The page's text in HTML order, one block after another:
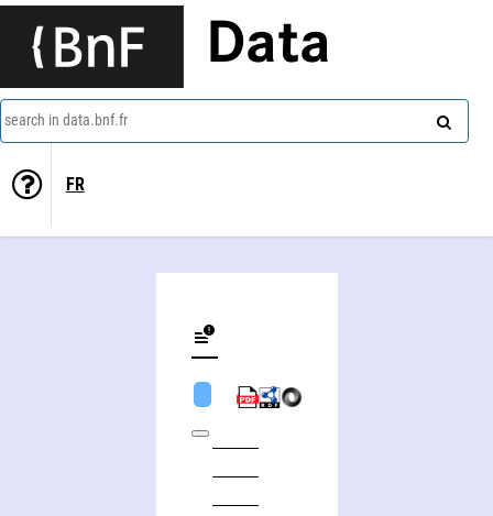
Data
search in data.bnf.fr
FR